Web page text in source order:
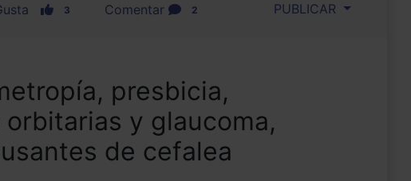
3 Comentar 2 PUBLICAR
presbicia,
y glaucoma,
de cefalea